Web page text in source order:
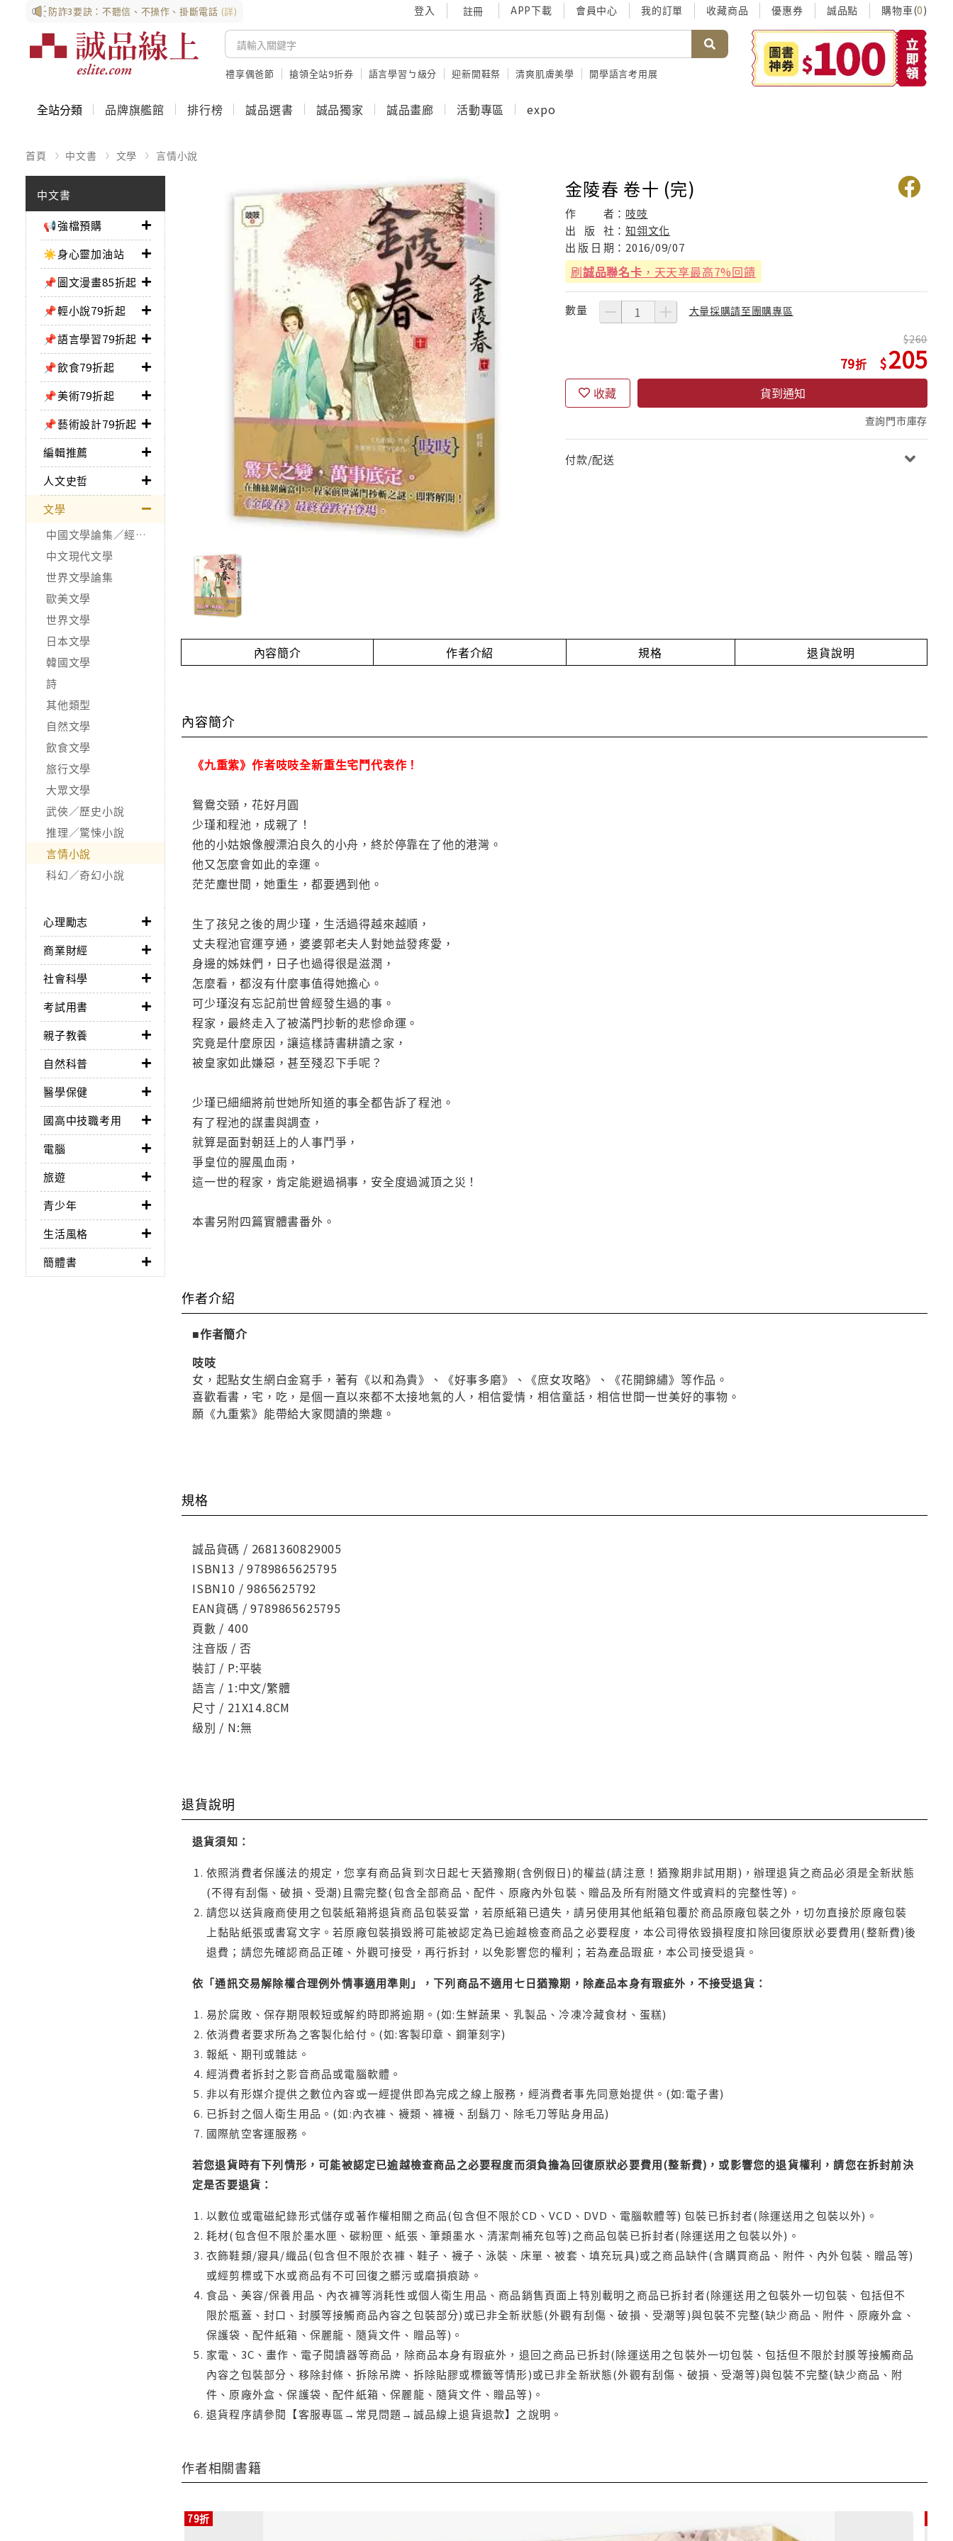
防詐3要訣：不聽信、不操作、掛斷電話 (詳) 登入 註冊 APP下載 會員中心 我的訂單 收藏商品 優惠券 誠品點 購物車(0)
禮享偶爸節 搶領全站9折券 語言學習ㄅ級分 迎新開鞋祭 清爽肌膚美學 開學語言考用展
全站分類 品牌旗艦館 排行榜 誠品選書 誠品獨家 誠品畫廊 活動專區 expo
首頁 中文書 文學 言情小說
中文書
📢強檔預購
☀️身心靈加油站
📌圖文漫畫85折起
📌輕小說79折起
📌語言學習79折起
📌飲食79折起
📌美術79折起
📌藝術設計79折起
編輯推薦
人文史哲
文學
中國文學論集／經典作品
中文現代文學
世界文學論集
歐美文學
世界文學
日本文學
韓國文學
詩
其他類型
自然文學
飲食文學
旅行文學
大眾文學
武俠／歷史小說
推理／驚悚小說
言情小說
科幻／奇幻小說
心理勵志
商業財經
社會科學
考試用書
親子教養
自然科普
醫學保健
國高中技職考用
電腦
旅遊
青少年
生活風格
簡體書
金陵春 卷十 (完)
作 者： 吱吱
出
版 社：知翎文化
出 版 日 期： 2016/09/07
刷誠品聯名卡 ，天天享最高7%回饋
數量 大量採購請至團購專區
79
260
205
收藏 貨到通知
查詢門市庫存
付款/配送
內容簡介 作者介紹 規格 退貨說明
內容簡介
《九重紫》作者吱吱全新重生宅鬥代表作！
鴛鴦交頸，花好月圓
少瑾和程池，成親了！
他的小姑娘像艘漂泊良久的小舟，終於停靠在了他的港灣。
他又怎麼會如此的幸運。
茫茫塵世間，她重生，都要遇到他。
生了孩兒之後的周少瑾，生活過得越來越順，
丈夫程池官運亨通，婆婆郭老夫人對她益發疼愛，
身邊的姊妹們，日子也過得很是滋潤，
怎麼看，都沒有什麼事值得她擔心。
可少瑾沒有忘記前世曾經發生過的事。
程家，最終走入了被滿門抄斬的悲慘命運。
究竟是什麼原因，讓這樣詩書耕讀之家，
被皇家如此嫌惡，甚至殘忍下手呢？
少瑾已細細將前世她所知道的事全都告訴了程池。
有了程池的謀畫與調查，
就算是面對朝廷上的人事鬥爭，
爭皇位的腥風血雨，
這一世的程家，肯定能避過禍事，安全度過滅頂之災！
本書另附四篇實體書番外。
作者介紹
■作者簡介
吱吱
女，起點女生網白金寫手，著有《以和為貴》、《好事多磨》、《庶女攻略》、《花開錦繡》等作品。
喜歡看書，宅，吃，是個一直以來都不太接地氣的人，相信愛情，相信童話，相信世間一世美好的事物。
願《九重紫》能帶給大家閱讀的樂趣。
規格
誠品貨碼 / 2681360829005
ISBN13 / 9789865625795
ISBN10 / 9865625792
EAN貨碼 / 9789865625795
頁數 / 400
注音版 / 否
裝訂 / P:平裝
語言 / 1:中文/繁體
尺寸 / 21X14.8CM
級別 / N:無
退貨說明
退貨須知：
依照消費者保護法的規定，您享有商品貨到次日起七天猶豫期(含例假日)的權益(請注意！猶豫期非試用期)，辦理退貨之商品必須是全新狀態
(不得有刮傷、破損、受潮)且需完整(包含全部商品、配件、原廠內外包裝、贈品及所有附隨文件或資料的完整性等)。
請您以送貨廠商使用之包裝紙箱將退貨商品包裝妥當，若原紙箱已遺失，請另使用其他紙箱包覆於商品原廠包裝之外，切勿直接於原廠包裝
上黏貼紙張或書寫文字。若原廠包裝損毀將可能被認定為已逾越檢查商品之必要程度，本公司得依毀損程度扣除回復原狀必要費用(整新費)後
退費；請您先確認商品正確、外觀可接受，再行拆封，以免影響您的權利；若為產品瑕疵，本公司接受退貨。
依「通訊交易解除權合理例外情事適用準則」，下列商品不適用七日猶豫期，除產品本身有瑕疵外，不接受退貨：
易於腐敗、保存期限較短或解約時即將逾期。(如:生鮮蔬果、乳製品、冷凍冷藏食材、蛋糕)
依消費者要求所為之客製化給付。(如:客製印章、鋼筆刻字)
報紙、期刊或雜誌。
經消費者拆封之影音商品或電腦軟體。
非以有形媒介提供之數位內容或一經提供即為完成之線上服務，經消費者事先同意始提供。(如:電子書)
已拆封之個人衛生用品。(如:內衣褲、襪類、褲襪、刮鬍刀、除毛刀等貼身用品)
國際航空客運服務。
若您退貨時有下列情形，可能被認定已逾越檢查商品之必要程度而須負擔為回復原狀必要費用(整新費)，或影響您的退貨權利，請您在拆封前決
定是否要退貨：
以數位或電磁紀錄形式儲存或著作權相關之商品(包含但不限於CD、VCD、DVD、電腦軟體等) 包裝已拆封者(除運送用之包裝以外)。
耗材(包含但不限於墨水匣、碳粉匣、紙張、筆類墨水、清潔劑補充包等)之商品包裝已拆封者(除運送用之包裝以外)。
衣飾鞋類/寢具/織品(包含但不限於衣褲、鞋子、襪子、泳裝、床單、被套、填充玩具)或之商品缺件(含購買商品、附件、內外包裝、贈品等)
或經剪標或下水或商品有不可回復之髒污或磨損痕跡。
食品、美容/保養用品、內衣褲等消耗性或個人衛生用品、商品銷售頁面上特別載明之商品已拆封者(除運送用之包裝外一切包裝、包括但不
限於瓶蓋、封口、封膜等接觸商品內容之包裝部分)或已非全新狀態(外觀有刮傷、破損、受潮等)與包裝不完整(缺少商品、附件、原廠外盒、
保護袋、配件紙箱、保麗龍、隨貨文件、贈品等)。
家電、3C、畫作、電子閱讀器等商品，除商品本身有瑕疵外，退回之商品已拆封(除運送用之包裝外一切包裝、包括但不限於封膜等接觸商品
內容之包裝部分、移除封條、拆除吊牌、拆除貼膠或標籤等情形)或已非全新狀態(外觀有刮傷、破損、受潮等)與包裝不完整(缺少商品、附
件、原廠外盒、保護袋、配件紙箱、保麗龍、隨貨文件、贈品等)。
退貨程序請參閱【客服專區→常見問題→誠品線上退貨退款】之說明。
作者相關書籍
79折